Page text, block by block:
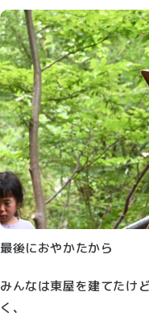
最後におやかたから
みんなは東屋を建てたけ
く、